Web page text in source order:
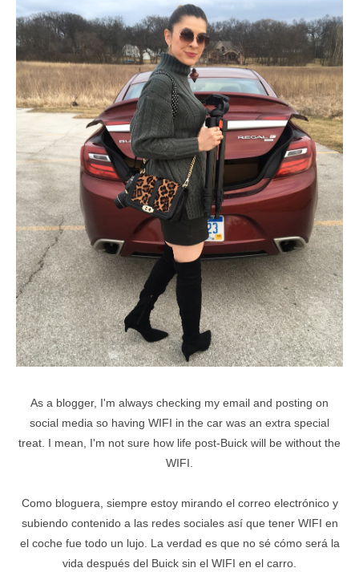
As a blogger, I'm always checking my email and posting on
social media so having WIFI in the car was an extra special
treat. I mean, I'm not sure how life post-Buick will be without the
WIFI.
Como bloguera, siempre estoy mirando el correo electrónico y
subiendo contenido a las redes sociales así que tener WIFI en
el coche fue todo un lujo. La verdad es que no sé cómo será la
vida después del Buick sin el WIFI en el carro.